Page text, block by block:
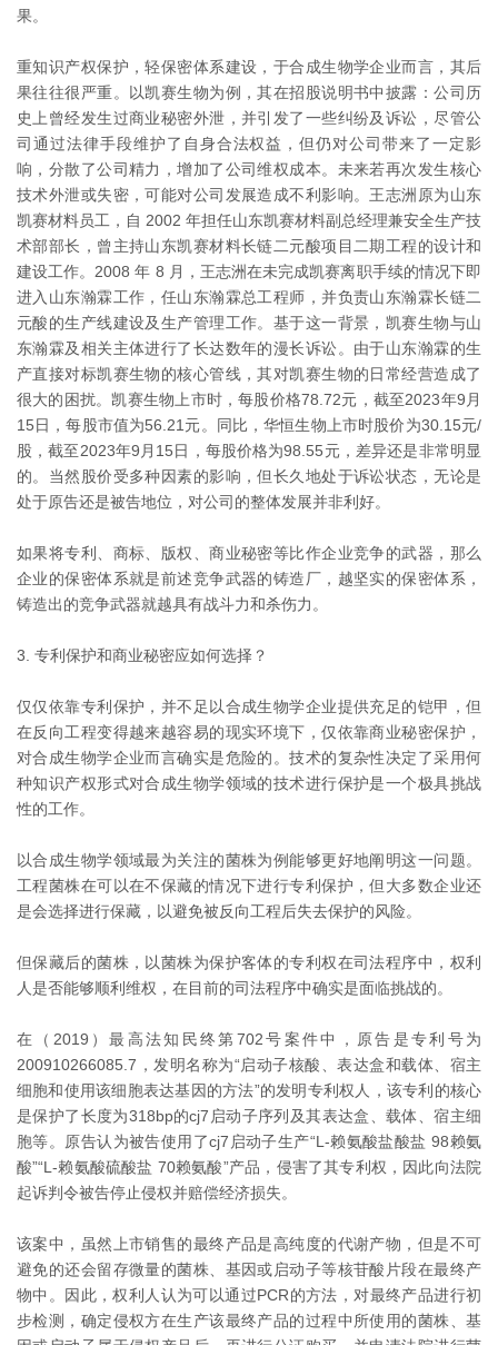
果。
重知识产权保护，轻保密体系建设，于合成生物学企业而言，其后
果往往很严重。以凯赛生物为例，其在招股说明书中披露：公司历
史上曾经发生过商业秘密外泄，并引发了一些纠纷及诉讼，尽管公
司通过法律手段维护了自身合法权益，但仍对公司带来了一定影
响，分散了公司精力，增加了公司维权成本。未来若再次发生核心
技术外泄或失密，可能对公司发展造成不利影响。王志洲原为山东
凯赛材料员工，自 2002 年担任山东凯赛材料副总经理兼安全生产技
术部部长，曾主持山东凯赛材料长链二元酸项目二期工程的设计和
建设工作。2008 年 8 月，王志洲在未完成凯赛离职手续的情况下即
进入山东瀚霖工作，任山东瀚霖总工程师，并负责山东瀚霖长链二
元酸的生产线建设及生产管理工作。基于这一背景，凯赛生物与山
东瀚霖及相关主体进行了长达数年的漫长诉讼。由于山东瀚霖的生
产直接对标凯赛生物的核心管线，其对凯赛生物的日常经营造成了
很大的困扰。凯赛生物上市时，每股价格78.72元，截至2023年9月
15日，每股市值为56.21元。同比，华恒生物上市时股价为30.15元/
股，截至2023年9月15日，每股价格为98.55元，差异还是非常明显
的。当然股价受多种因素的影响，但长久地处于诉讼状态，无论是
处于原告还是被告地位，对公司的整体发展并非利好。
如果将专利、商标、版权、商业秘密等比作企业竞争的武器，那么
企业的保密体系就是前述竞争武器的铸造厂，越坚实的保密体系，
铸造出的竞争武器就越具有战斗力和杀伤力。
3. 专利保护和商业秘密应如何选择？
仅仅依靠专利保护，并不足以合成生物学企业提供充足的铠甲，但
在反向工程变得越来越容易的现实环境下，仅依靠商业秘密保护，
对合成生物学企业而言确实是危险的。技术的复杂性决定了采用何
种知识产权形式对合成生物学领域的技术进行保护是一个极具挑战
性的工作。
以合成生物学领域最为关注的菌株为例能够更好地阐明这一问题。
工程菌株在可以在不保藏的情况下进行专利保护，但大多数企业还
是会选择进行保藏，以避免被反向工程后失去保护的风险。
但保藏后的菌株，以菌株为保护客体的专利权在司法程序中，权利
人是否能够顺利维权，在目前的司法程序中确实是面临挑战的。
在（2019）最高法知民终第702号案件中，原告是专利号为
200910266085.7，发明名称为“启动子核酸、表达盒和载体、宿主
细胞和使用该细胞表达基因的方法”的发明专利权人，该专利的核心
是保护了长度为318bp的cj7启动子序列及其表达盒、载体、宿主细
胞等。原告认为被告使用了cj7启动子生产“L-赖氨酸盐酸盐 98赖氨
酸”“L-赖氨酸硫酸盐 70赖氨酸”产品，侵害了其专利权，因此向法院
起诉判令被告停止侵权并赔偿经济损失。
该案中，虽然上市销售的最终产品是高纯度的代谢产物，但是不可
避免的还会留存微量的菌株、基因或启动子等核苷酸片段在最终产
物中。因此，权利人认为可以通过PCR的方法，对最终产品进行初
步检测，确定侵权方在生产该最终产品的过程中所使用的菌株、基